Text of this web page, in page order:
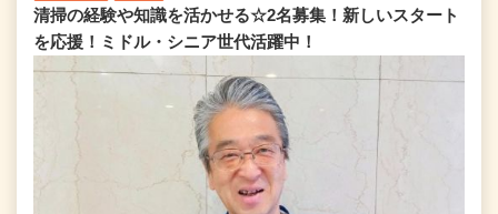
清掃の経験や知識を活かせる☆2名募集！新しいスタート
を応援！ミドル・シニア世代活躍中！